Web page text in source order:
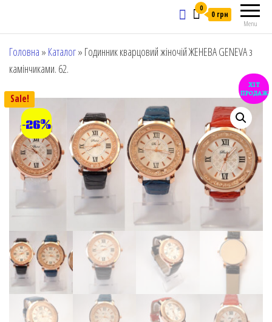
Menu
0
0 грн
Головна » Каталог» Годинник кварцовий жіночій ЖЕНЕВА GENEVA з
камінчиками. 62.
Sale!
-26%
хіт
продаж